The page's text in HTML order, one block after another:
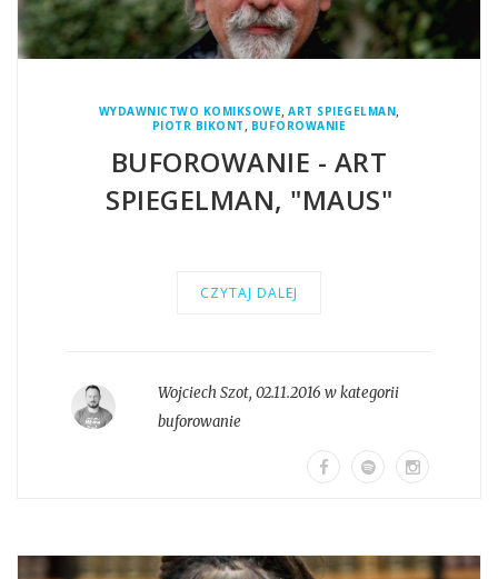
WYDAWNICTWO KOMIKSOWE,ART SPIEGELMAN,
PIOTR BIKONT , BUFOROWANIE
BUFOROWANIE - ART
SPIEGELMAN, "MAUS"
CZYTAJ DALEJ
Wojciech Szot, 02.11.2016 w kategorii
buforowanie